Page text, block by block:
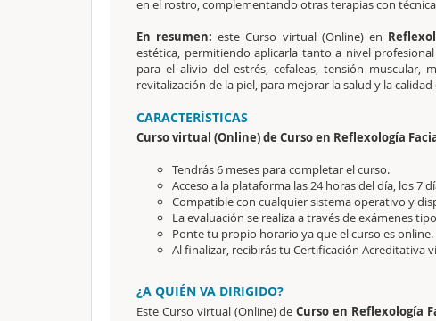
en el rostro, complementando otras terapias con
En resumen: este Curso virtual (Online) en
estética, permitiendo aplicarla tanto a nivel
para el alivio del estrés, cefaleas, tensión muscular,
revitalización de la piel, para mejorar la salud y la calidad
CARACTERÍSTICAS
Curso virtual (Online) de Curso en Reflexología
Tendrás 6 meses para completar el curso.
Acceso a la plataforma las 24 horas del día, los 7
Compatible con cualquier sistema operativo y
La evaluación se realiza a través de exámenes
Ponte tu propio horario ya que el curso es online.
Al finalizar, recibirás tu Certificación Acreditativa
¿A QUIÉN VA DIRIGIDO?
Este Curso virtual (Online) de Curso en Reflexología